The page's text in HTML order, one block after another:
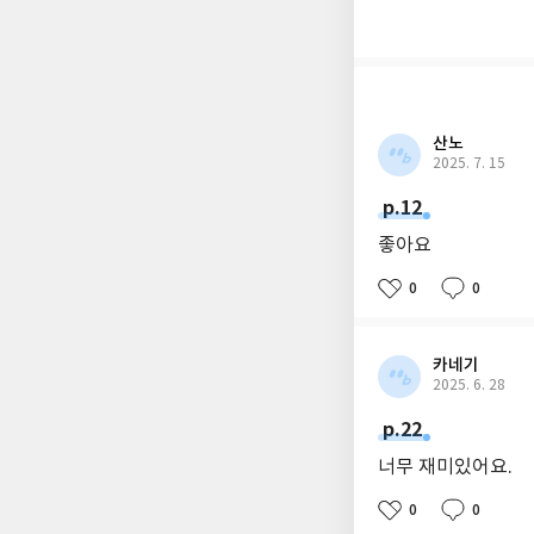
산노
2025. 7. 15
p.12
좋아요
0 0
카네기
2025. 6. 28
p.22
너무 재미있어요.
0 0